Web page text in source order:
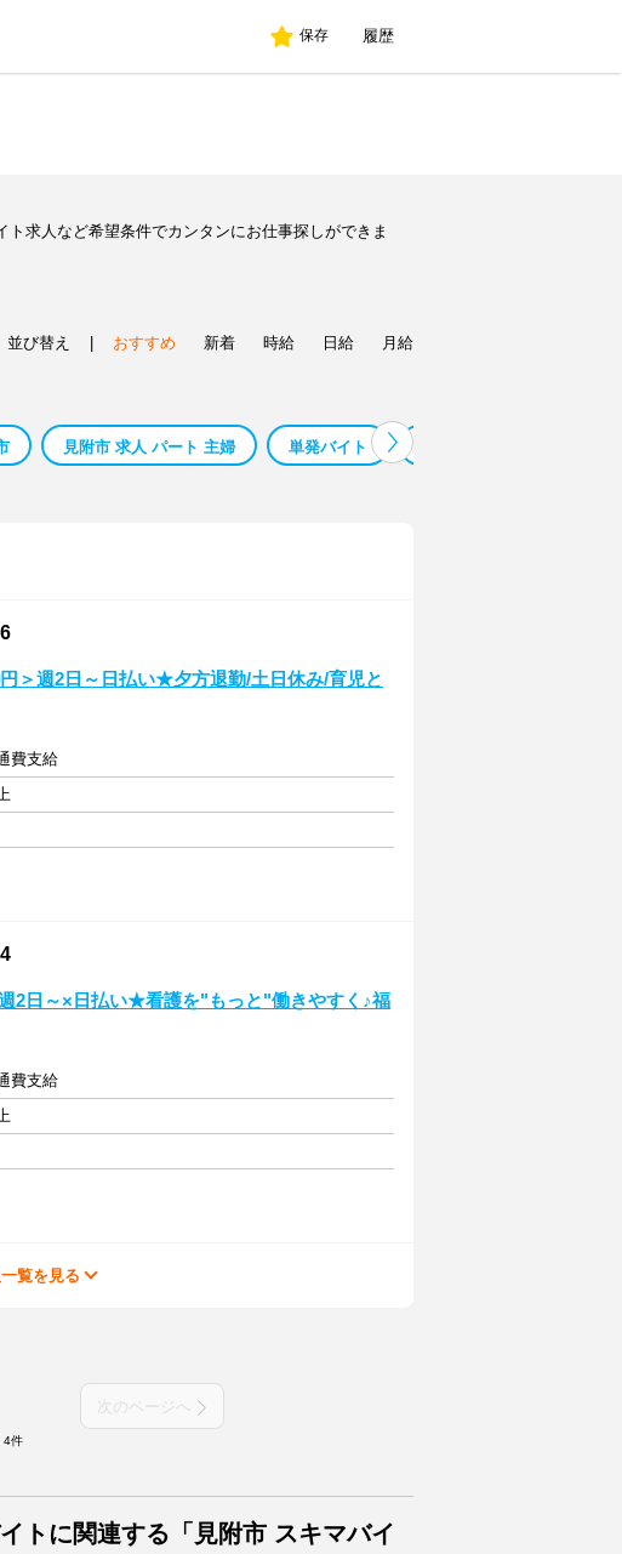
保存 履歴
求人など希望条件でカンタンにお仕事探しができま
並び替え おすすめ 新着 時給 日給 月給
見附市 求人 パート 主婦 単発バイト
＞週2日～日払い★夕方退勤/土日休み/育児と
費支給
2日～×日払い★看護を"もっと"働きやすく♪福
費支給
覧を見る
次のページへ
4件
トに関連する「見附市 スキマバイ